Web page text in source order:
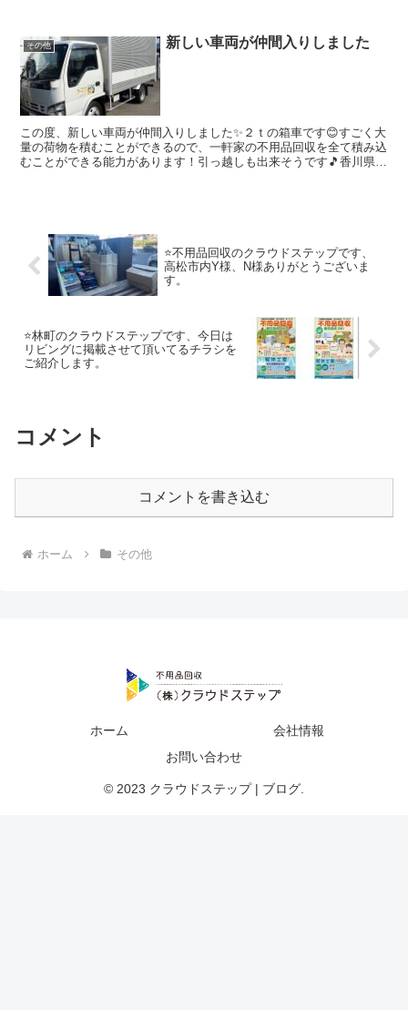
考え安心安全な不用品回収、資産整理、生前整理の会社を目指してい
ます。建物解体のクラウドも運営していますのでどんなご相談でも幅
広く対応出来ますのでよろしくお願いします。
その他 新しい車両が仲間入りしました
この度、新しい車両が仲間入りしました✨２ｔの箱車です😊すごく大
量の荷物を積むことができるので、一軒家の不用品回収を全て積み込
むことができる能力があります！引っ越しも出来そうです🎵香川県全
⭐️不用品回収のクラウドステップです、
高松市内Y様、N様ありがとうございま
す。
⭐️林町のクラウドステップです、今日は
リビングに掲載させて頂いてるチラシを
ご紹介します。
コメント
コメントを書き込む
ホーム その他
ホーム
会社情報
お問い合わせ
© 2023 クラウドステップ | ブログ.